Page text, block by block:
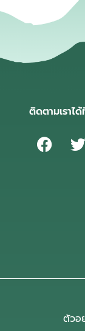
ติดตามเราไ
ตัวอ